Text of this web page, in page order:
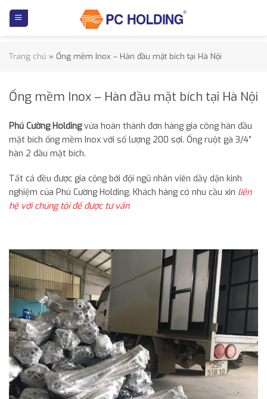
Trang chủ » Ống mềm Inox – Hàn đầu mặt bích tại Hà Nội
Ống mềm Inox – Hàn đầu mặt bích tại Hà Nội
Phú Cường Holdingvừa hoàn thành đơn hàng gia công hàn đầu
mặt bích ống mềm Inox với số lượng 200 sợi. Ống ruột gà 3/4″
hàn 2 đầu mặt bích.
Tất cả đều được gia cộng bởi đội ngũ nhân viên dầy dặn kinh
nghiệm của Phú Cường Holding. Khách hàng có nhu cầu xin liên
hệ với chúng tôi để được tư vấn